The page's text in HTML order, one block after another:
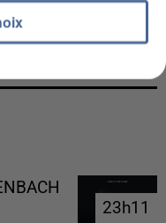
DE LA DZ
23h11
23h11